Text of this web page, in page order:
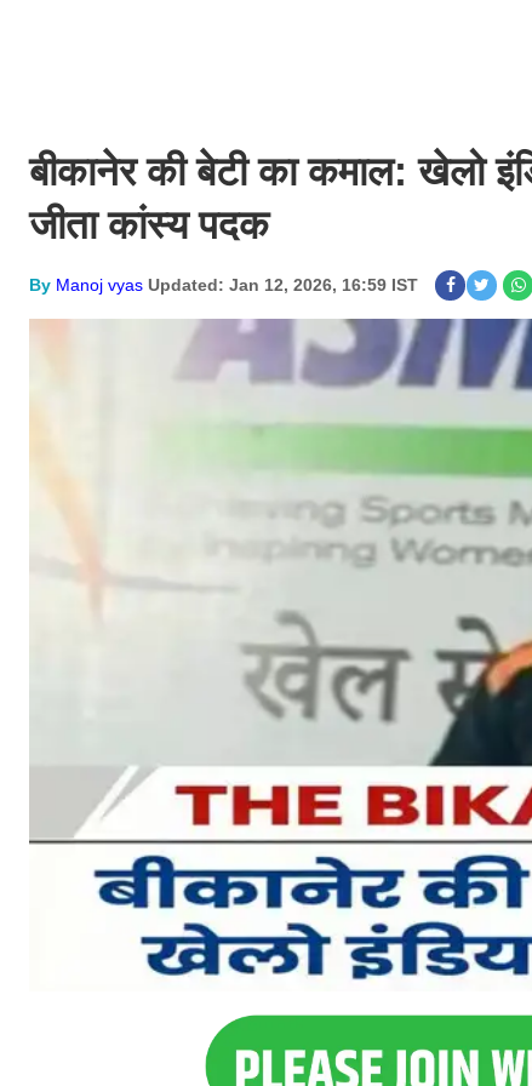
बीकानेर की बेटी का कमाल: खेलो
जीता कांस्य पदक
By Manoj vyas Updated: Jan 12, 2026, 16:59 IST